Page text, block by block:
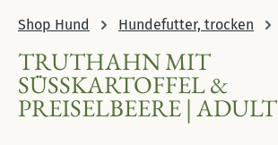
Shop Hund Hundefutter, trocken
TRUTHAHN MIT
SÜSSKARTOFFEL & P
REISELBEERE | ADULT